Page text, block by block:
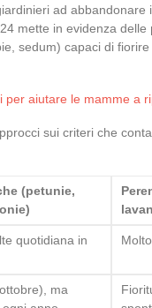
ad abbandonare
mette in evidenza delle
sedum) capaci di fiorire
per aiutare le mamme a
sui criteri che
(petunie,
quotidiana in
ma